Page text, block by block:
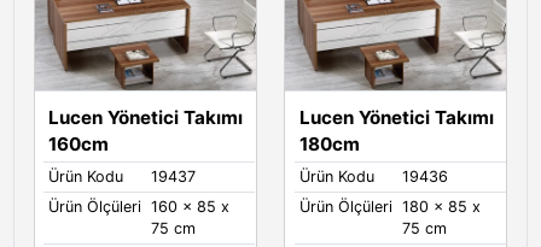
Lucen Yönetici Takımı
160cm
Ürün Kodu
19437
Ürün Ölçüleri 160 x 85 x
75 cm
Lucen Yönetici Takımı
180cm
Ürün Kodu
19436
Ürün Ölçüleri 180 x 85 x
75 cm